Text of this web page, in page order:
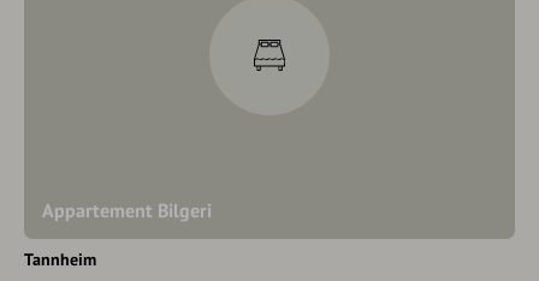
Appartement Bilgeri
Tannheim